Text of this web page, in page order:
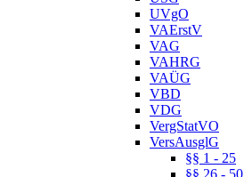
UVgO
VAErstV
VAG
VAHRG
VAÜG
VBD
VDG
VergStatVO
VersAusglG
§§ 1 - 25
§§ 26 - 50